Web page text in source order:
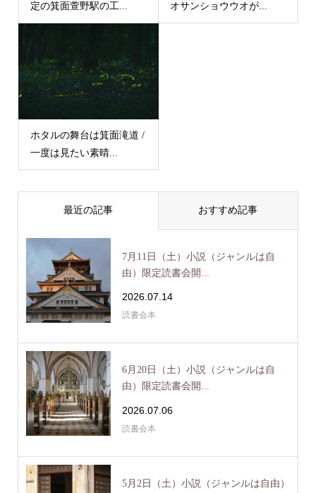
定の箕面萱野駅の工...
オサンショウウオが...
ホタルの舞台は箕面滝道 /
一度は見たい素晴...
最近の記事 おすすめ記事
7月11日（土）小説（ジャンルは自
由）限定読書会開...
2026.07.14
読書会本
6月20日（土）小説（ジャンルは自
由）限定読書会開...
2026.07.06
読書会本
5月2日（土）小説（ジャンルは自由）